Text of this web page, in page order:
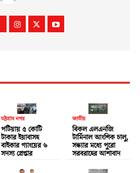
চট্টগ্রাম নগর
পটিয়ায় ৫ কোটি
টাকার ইয়াবাসহ
বাইকার গ্যাংয়ের ৬
সদস্য গ্রেপ্তার
জাতীয়
বিকল এলএনজি
টার্মিনাল আংশিক চালু,
সন্ধ্যার মধ্যে পুরো
সরবরাহের আশাবাদ